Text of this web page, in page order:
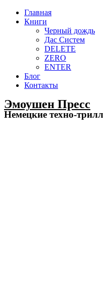
Главная
Книги
Черный дождь
Дас Систем
DELETE​
ZERO​
ENTER​
Блог
Контакты
Эмоушен Пресс
Немецкие техно-